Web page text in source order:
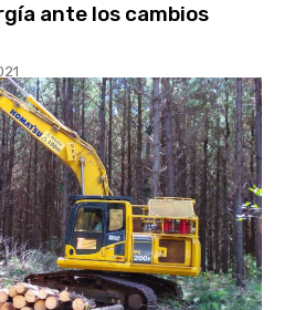
ante los cambios